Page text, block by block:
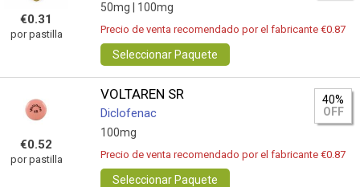
€0.31
por pastilla
50mg | 100mg
Precio de venta recomendado por el fabricante €0.87
Seleccionar Paquete
€0.52
por pastilla
VOLTAREN SR
Diclofenac
100mg
40%
OFF
Precio de venta recomendado por el fabricante €0.87
Seleccionar Paquete